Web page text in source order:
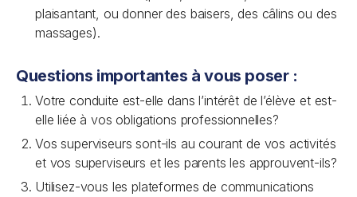
plaisantant, ou donner des baisers, des câlins ou des
massages).
Questions importantes à vous poser :
Votre conduite est-elle dans l’intérêt de l’élève et est-
elle liée à vos obligations professionnelles?
Vos superviseurs sont-ils au courant de vos activités
et vos superviseurs et les parents les approuvent-ils?
Utilisez-vous les plateformes de communications